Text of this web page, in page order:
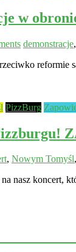
w
demonstracje,
PizzBurg
, Nowym Tomyśl,
na nasz